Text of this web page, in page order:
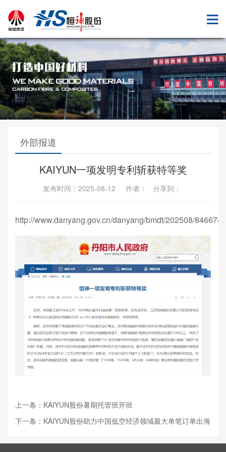
外部报道
KAIYUN一项发明专利斩获特等奖
发布时间：2025-08-12 作者： 分享到：
http://www.danyang.gov.cn/danyang/bmdt/202508/
上一条：KAIYUN股份暑期托管班开班
下一条：KAIYUN股份助力中国低空经济领域最大单笔订单出海